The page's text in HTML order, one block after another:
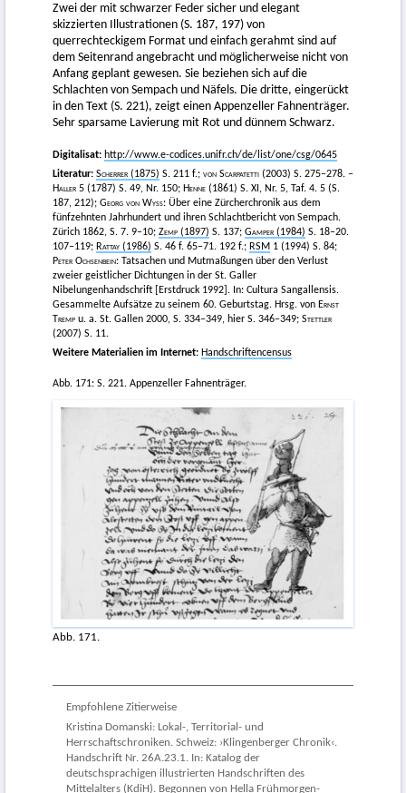
Zwei der mit schwarzer Feder sicher und elegant
skizzierten Illustrationen (S. 187, 197) von
querrechteckigem Format und einfach gerahmt sind auf
dem Seitenrand angebracht und möglicherweise nicht von
Anfang geplant gewesen. Sie beziehen sich auf die
Schlachten von Sempach und Näfels. Die dritte, eingerückt
in den Text (S. 221), zeigt einen Appenzeller Fahnenträger.
Sehr sparsame Lavierung mit Rot und dünnem Schwarz.
Digitalisat: http://www.e-codices.unifr.ch/de/list/one/csg/0645
Literatur: Scherrer (1875) S. 211 f.; von Scarpatetti (2003) S. 275–278. –
Haller 5 (1787) S. 49, Nr. 150; Henne (1861) S. XI, Nr. 5, Taf. 4. 5 (S.
187, 212); Georg von Wyss: Über eine Zürcherchronik aus dem
fünfzehnten Jahrhundert und ihren Schlachtbericht von Sempach.
Zürich 1862, S. 7. 9–10; Zemp (1897) S. 137; Gamper (1984) S. 18–20.
107–119; Rattay (1986) S. 46 f. 65–71. 192 f.; RSM 1 (1994) S. 84;
Peter Ochsenbein: Tatsachen und Mutmaßungen über den Verlust
zweier geistlicher Dichtungen in der St. Galler
Nibelungenhandschrift [Erstdruck 1992]. In: Cultura Sangallensis.
Gesammelte Aufsätze zu seinem 60. Geburtstag. Hrsg. von Ernst
Tremp u. a. St. Gallen 2000, S. 334–349, hier S. 346–349; Stettler
(2007) S. 11.
Weitere Materialien im Internet: Handschriftencensus
Abb. 171: S. 221. Appenzeller Fahnenträger.
Abb. 171.
Empfohlene Zitierweise
Kristina Domanski: Lokal-, Territorial- und
Herrschaftschroniken. Schweiz: ›Klingenberger Chronik‹.
Handschrift Nr. 26A.23.1. In: Katalog der
deutschsprachigen illustrierten Handschriften des
Mittelalters (KdiH). Begonnen von Hella Frühmorgen-